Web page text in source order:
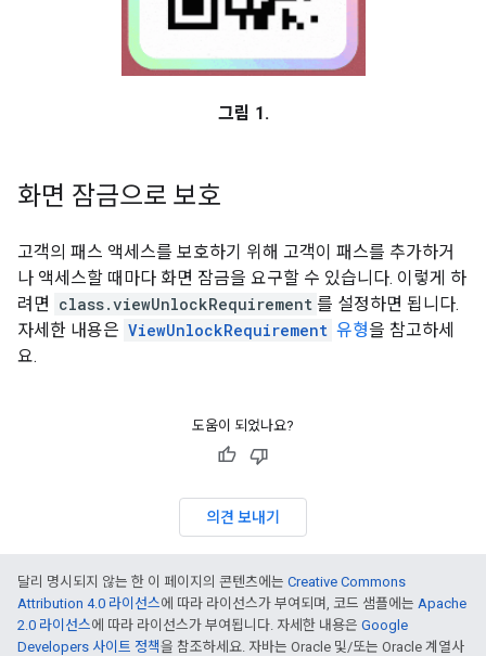
그림 1.
화면 잠금으로 보호
고객의 패스 액세스를 보호하기 위해 고객이 패스를 추가하거
나 액세스할 때마다 화면 잠금을 요구할 수 있습니다. 이렇게 하
려면 class.viewUnlockRequirement 를 설정하면 됩니다.
자세한 내용은 ViewUnlockRequirement 유형을 참고하세
요.
도움이 되었나요?
의견 보내기
달리 명시되지 않는 한 이 페이지의 콘텐츠에는 Creative Commons
Attribution 4.0 라이선스에 따라 라이선스가 부여되며, 코드 샘플에는 Apache
2.0 라이선스에 따라 라이선스가 부여됩니다. 자세한 내용은 Google
Developers 사이트 정책을 참조하세요. 자바는 Oracle 및/또는 Oracle 계열사